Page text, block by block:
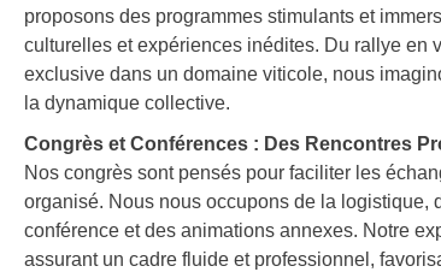
proposons des programmes stimulants et
culturelles et expériences inédites. Du rallye en
exclusive dans un domaine viticole, nous
la dynamique collective.
Congrès et Conférences : Des Rencontres
Nos congrès sont pensés pour faciliter les
organisé. Nous nous occupons de la logistique,
conférence et des animations annexes. Notre
assurant un cadre fluide et professionnel,